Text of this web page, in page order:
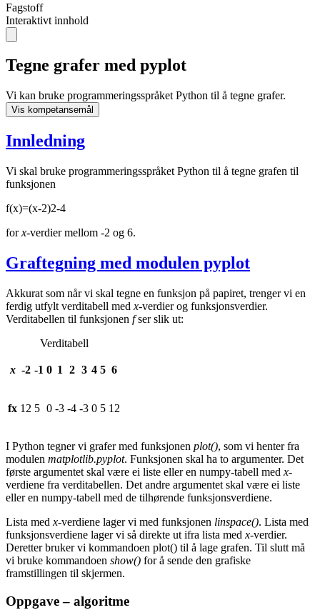
Fagstoff
Interaktivt innhold
Tegne grafer med pyplot
Vi kan bruke programmeringsspråket Python til å tegne grafer.
Vis kompetansemål
Innledning
Vi skal bruke programmeringsspråket Python til å tegne grafen til
funksjonen
f(x)=(x-2)2-4
forx-verdier mellom -2 og 6.
Graftegning med modulen pyplot
Akkurat som når vi skal tegne en funksjon på papiret, trenger vi en
ferdig utfylt verditabell med x-verdier og funksjonsverdier.
Verditabellen til funksjonen fser slik ut:
Verditabell
x -2 -1 0 1 2 3 4 5 6
fx 12 5 0 -3 -4 -3 0 5 12
I Python tegner vi grafer med funksjonen plot(), som vi henter fra
modulen matplotlib.pyplot. Funksjonen skal ha to argumenter. Det
første argumentet skal være ei liste eller en numpy-tabell med x-
verdiene fra verditabellen. Det andre argumentet skal være ei liste
eller en numpy-tabell med de tilhørende funksjonsverdiene.
Lista med x-verdiene lager vi med funksjonen linspace(). Lista med
funksjonsverdiene lager vi så direkte ut ifra lista med x-verdier.
Deretter bruker vi kommandoen plot() til å lage grafen. Til slutt må
vi bruke kommandoen show() for å sende den grafiske
framstillingen til skjermen.
Oppgave – algoritme